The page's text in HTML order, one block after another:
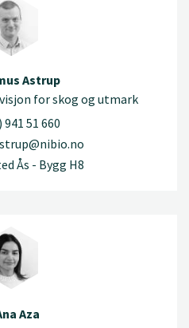
Astrup
for skog og utmark
941 51 660
Ås - Bygg H8
Aza